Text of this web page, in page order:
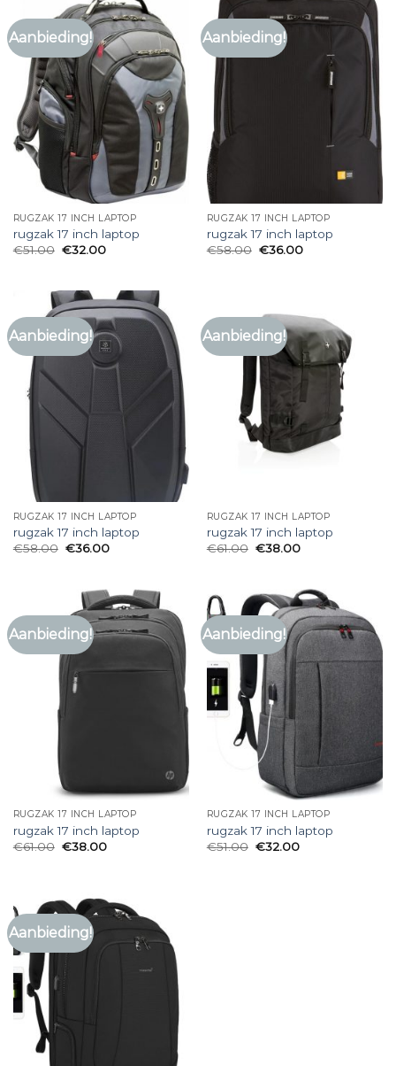
Aanbieding!
RUGZAK 17 INCH LAPTOP
rugzak 17 inch laptop
€51.00 €32.00
Aanbieding!
RUGZAK 17 INCH LAPTOP
rugzak 17 inch laptop
€58.00 €36.00
Aanbieding!
RUGZAK 17 INCH LAPTOP
rugzak 17 inch laptop
€58.00 €36.00
Aanbieding!
RUGZAK 17 INCH LAPTOP
rugzak 17 inch laptop
€61.00 €38.00
Aanbieding!
RUGZAK 17 INCH LAPTOP
rugzak 17 inch laptop
€61.00 €38.00
Aanbieding!
RUGZAK 17 INCH LAPTOP
rugzak 17 inch laptop
€51.00 €32.00
Aanbieding!